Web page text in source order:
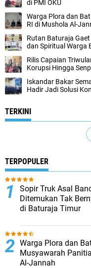
di PMI OKU
Warga Plora dan
RI di Mushola Al-
Rutan Baturaja Gaet
dan Spiritual Warga
Rilis Capaian
Korupsi Hingga
Iskandar Bakar
Hadir Jadi Solusi
TERKINI
TERPOPULER
Sopir Truk Asal
Ditemukan Tak
di Baturaja Timur
Warga Plora dan
Musyawarah
Al-Jannah